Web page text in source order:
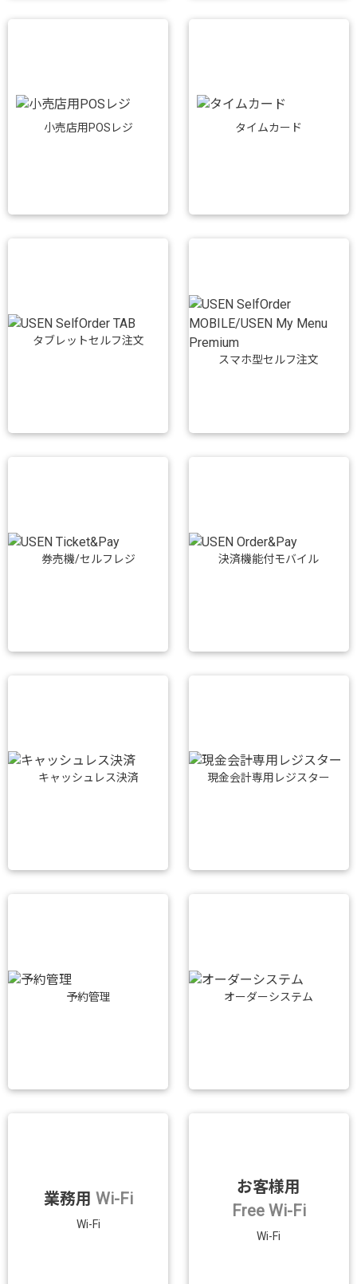
小売店用POSレジ タイムカード
タブレットセルフ注文
スマホ型セルフ注文
券売機/セルフレジ 決済機能付モバイル
キャッシュレス決済 現金会計専用レジスター
予約管理 オーダーシステム
業務用 Wi-Fi
Wi-Fi
お客様用
Free Wi-Fi
Wi-Fi